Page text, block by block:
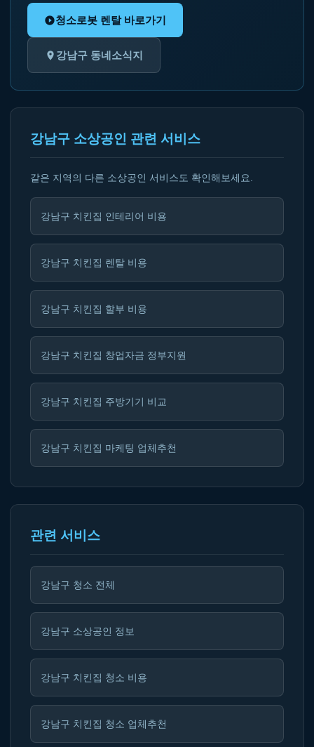
청소로봇 렌탈 바로가기
강남구 동네소식지
강남구 소상공인 관련 서비스
같은 지역의 다른 소상공인 서비스도 확인해보세요.
강남구 치킨집 인테리어 비용
강남구 치킨집 렌탈 비용
강남구 치킨집 할부 비용
강남구 치킨집 창업자금 정부지원
강남구 치킨집 주방기기 비교
강남구 치킨집 마케팅 업체추천
관련 서비스
강남구 청소 전체
강남구 소상공인 정보
강남구 치킨집 청소 비용
강남구 치킨집 청소 업체추천